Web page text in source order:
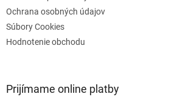
Ochrana osobných údajov
Súbory Cookies
Hodnotenie obchodu
Prijímame online platby